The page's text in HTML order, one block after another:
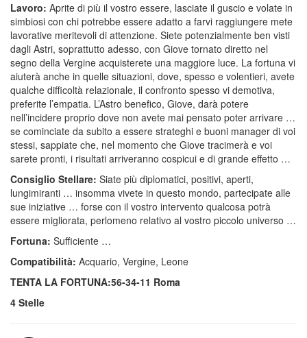
Lavoro: Aprite di più il vostro essere, lasciate il guscio e volate in
simbiosi con chi potrebbe essere adatto a farvi raggiungere mete
lavorative meritevoli di attenzione. Siete potenzialmente ben visti
dagli Astri, soprattutto adesso, con Giove tornato diretto nel
segno della Vergine acquisterete una maggiore luce. La fortuna vi
aiuterà anche in quelle situazioni, dove, spesso e volentieri, avete
qualche difficoltà relazionale, il confronto spesso vi demotiva,
preferite l’empatia. L’Astro benefico, Giove, darà potere
nell’incidere proprio dove non avete mai pensato poter arrivare …
se cominciate da subito a essere strateghi e buoni manager di voi
stessi, sappiate che, nel momento che Giove tracimerà e voi
sarete pronti, i risultati arriveranno cospicui e di grande effetto …
Consiglio Stellare: Siate più diplomatici, positivi, aperti,
lungimiranti … insomma vivete in questo mondo, partecipate alle
sue iniziative … forse con il vostro intervento qualcosa potrà
essere migliorata, perlomeno relativo al vostro piccolo universo …
Fortuna: Sufficiente …
Compatibilità: Acquario, Vergine, Leone
TENTA LA FORTUNA:56-34-11 Roma
4 Stelle